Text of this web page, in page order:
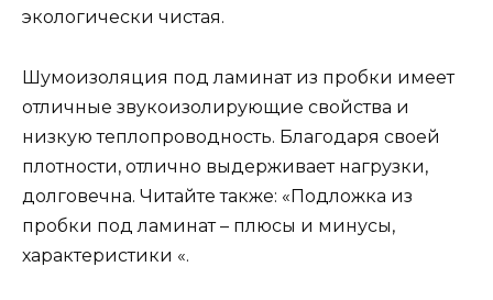
экологически чистая.
Шумоизоляция под ламинат из пробки имеет
отличные звукоизолирующие свойства и
низкую теплопроводность. Благодаря своей
плотности, отлично выдерживает нагрузки,
долговечна. Читайте также: «Подложка из
пробки под ламинат – плюсы и минусы,
характеристики «.